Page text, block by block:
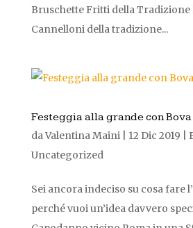
Bruschette Fritti della Tradizione
Cannelloni della tradizione...
Festeggia alla grande con
daValentina Maini| 12 Dic 2019
Uncategorized
Sei ancora indeciso su cosa fare
perché vuoi un’idea davvero